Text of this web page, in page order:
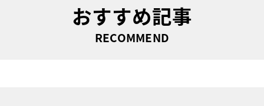
おすすめ記事
RECOMMEND